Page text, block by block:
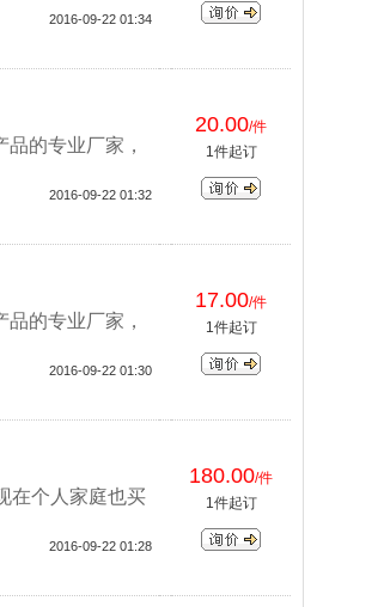
2016-09-22 01:34
的专业厂家，
2016-09-22 01:32
20.00/件
1件起订
的专业厂家，
2016-09-22 01:30
17.00/件
1件起订
在个人家庭也买
2016-09-22 01:28
180.00/件
1件起订